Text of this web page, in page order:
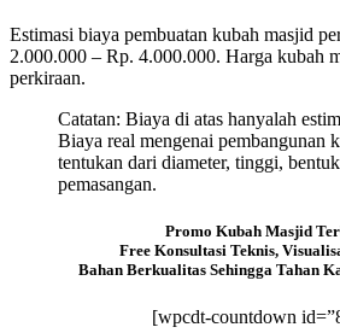
Estimasi biaya pembuatan kubah masjid
2.000.000 – Rp. 4.000.000. Harga kubah
perkiraan.
Catatan: Biaya di atas hanyalah
Biaya real mengenai pembangunan
tentukan dari diameter, tinggi,
pemasangan.
Promo Kubah Masjid
Free Konsultasi Teknis,
Bahan Berkualitas Sehingga Tahan
[wpcdt-countdown